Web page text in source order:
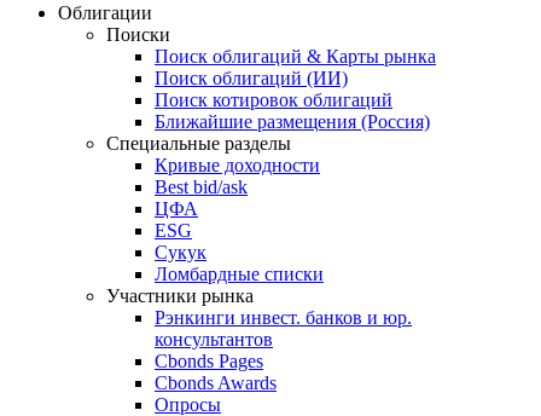
Облигации
Поиски
Поиск облигаций & Карты рынка
Поиск облигаций (ИИ)
Поиск котировок облигаций
Ближайшие размещения (Россия)
Специальные разделы
Кривые доходности
Best bid/ask
ЦФА
ESG
Сукук
Ломбардные списки
Участники рынка
Рэнкинги инвест. банков и юр.
консультантов
Cbonds Pages
Cbonds Awards
Опросы